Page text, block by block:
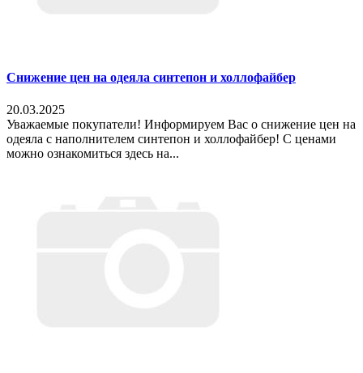
Снижение цен на одеяла синтепон и холлофайбер
20.03.2025
Уважаемые покупатели! Информируем Вас о снижение цен на
одеяла с наполнителем синтепон и холлофайбер! С ценами
можно ознакомиться здесь на...